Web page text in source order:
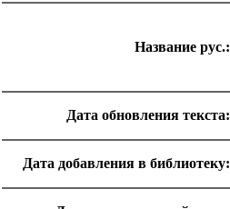
Название рус.:
Дата обновления текста:
Дата добавления в библиотеку: